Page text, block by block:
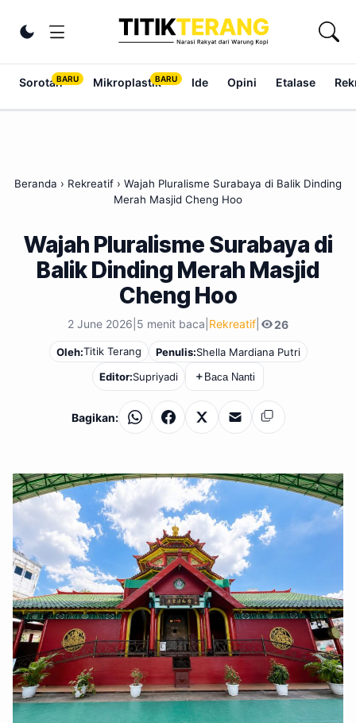
Ubah tema
Sorotan Mikroplastik Ide Opini Etalase
Beranda › Rekreatif › Wajah Pluralisme Surabaya di Balik Dinding
Merah Masjid Cheng Hoo
Wajah Pluralisme Surabaya di
Balik Dinding Merah Masjid
Cheng Hoo
2 June 2026 5 menit baca Rekreatif 26
Oleh:Titik Terang Penulis:Shella Mardiana Putri
Editor:Supriyadi ＋ Baca Nanti
Bagikan: WhatsAppFacebook
X EmailSalin